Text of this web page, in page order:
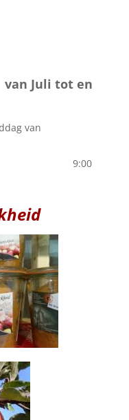
Juli tot en
van
9:00